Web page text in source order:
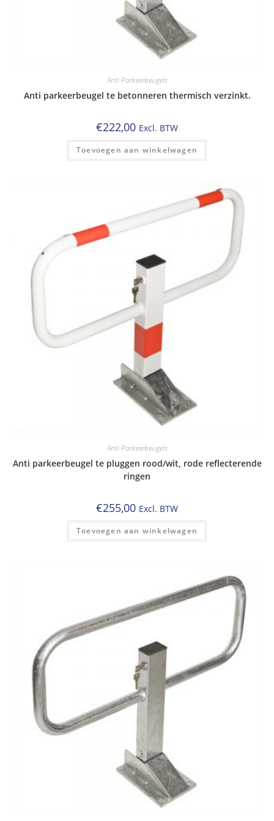
Anti Parkeerbeugels
Anti parkeerbeugel te betonneren thermisch verzinkt.
€222,00 Excl. BTW
Toevoegen aan winkelwagen
Anti Parkeerbeugels
Anti parkeerbeugel te pluggen rood/wit, rode reflecterende
ringen
€255,00 Excl. BTW
Toevoegen aan winkelwagen